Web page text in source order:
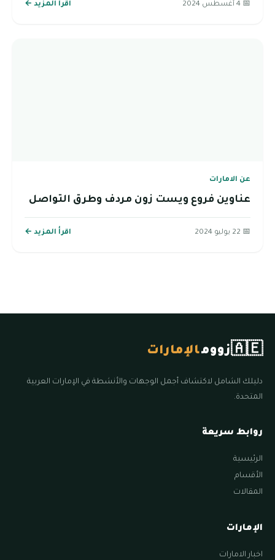
📅 4 أغسطس 2024 اقرأ المزيد ←
عن الامارات
عناوين فروع ويست زون مردف وطرق التواصل
📅 22 يوليو 2024 اقرأ المزيد ←
🇦🇪زوومالإمارات
دليلك الشامل لاكتشاف أجمل الوجهات والأنشطة في الإمارات العربية
المتحدة.
روابط سريعة
الرئيسية
الأقسام
المقالات
الإمارات
اخبار الامارات